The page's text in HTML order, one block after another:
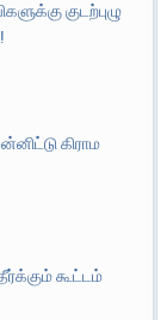
குடற்புழு
கிராம
கூட்டம்